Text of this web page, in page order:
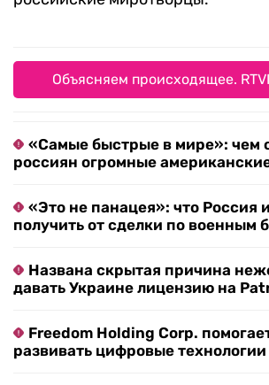
Объясняем происходящее.
«Самые быстрые в мире»: чем
россиян огромные
«Это не панацея»: что Россия
получить от сделки по военным
Названа скрытая причина
давать Украине лицензию на
Freedom Holding Corp.
развивать цифровые технологии